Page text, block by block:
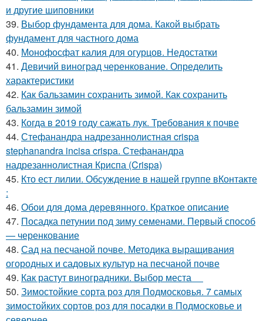
и другие шиповники
39. Выбор фундамента для дома. Какой выбрать
фундамент для частного дома
40. Монофосфат калия для огурцов. Недостатки
41. Девичий виноград черенкование. Определить
характеристики
42. Как бальзамин сохранить зимой. Как сохранить
бальзамин зимой
43. Когда в 2019 году сажать лук. Требования к почве
44. Стефанандра надрезаннолистная crispa
stephanandra incisa crispa. Стефанандра
надрезаннолистная Криспа (Crispa)
45. Кто ест лилии. Обсуждение в нашей группе вКонтакте
:
46. Обои для дома деревянного. Краткое описание
47. Посадка петунии под зиму семенами. Первый способ
— черенкование
48. Сад на песчаной почве. Методика выращивания
огородных и садовых культур на песчаной почве
49. Как растут виноградники. Выбор места
50. Зимостойкие сорта роз для Подмосковья. 7 самых
зимостойких сортов роз для посадки в Подмосковье и